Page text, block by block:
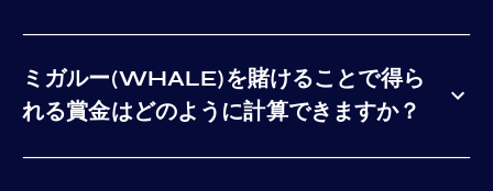
ミガルー(WHALE)を賭けることで得ら
れる賞金はどのように計算できますか？